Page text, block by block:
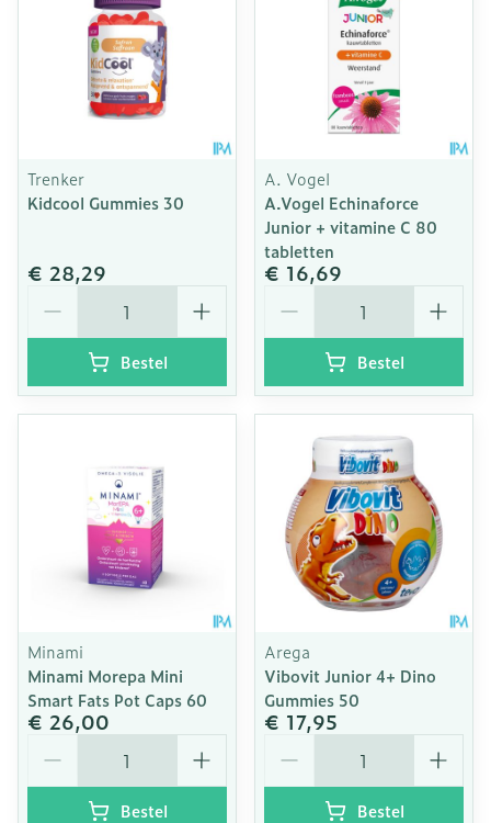
Trenker
Kidcool Gummies 30
€ 28,29
Bestel
A. Vogel
A.Vogel Echinaforce
Junior + vitamine C 80
tabletten
€ 16,69
Bestel
Minami
Minami Morepa Mini
Smart Fats Pot Caps 60
€ 26,00
Bestel
Arega
Vibovit Junior 4+ Dino
Gummies 50
€ 17,95
Bestel